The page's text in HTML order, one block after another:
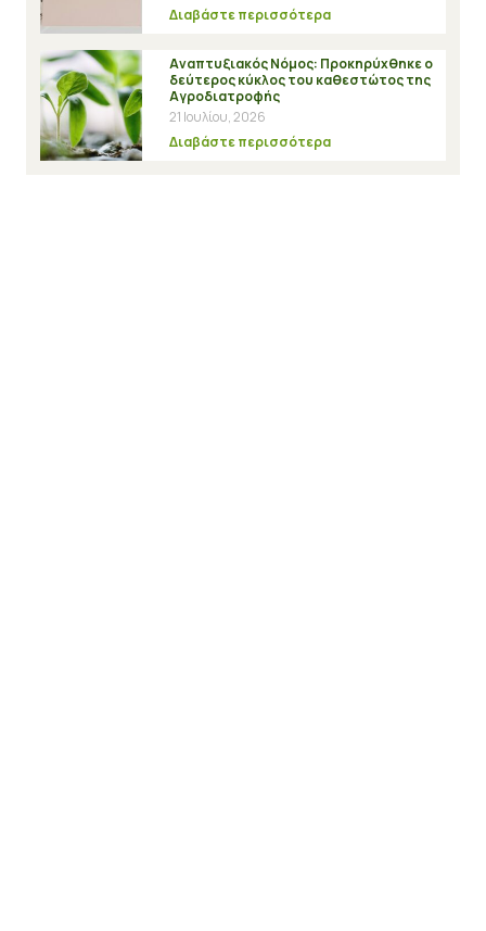
Διαβάστε περισσότερα
Αναπτυξιακός Νόμος: Προκηρύχθηκε ο
δεύτερος κύκλος του καθεστώτος της
Αγροδιατροφής
21 Ιουλίου, 2026
Διαβάστε περισσότερα